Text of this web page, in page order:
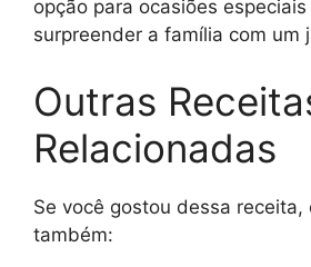
opção para ocasiões
surpreender a família com um
Outras
Relacionadas
Se você gostou dessa receita,
também: